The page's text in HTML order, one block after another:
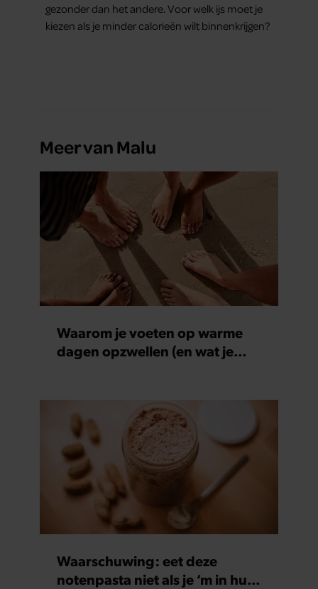
gezonder dan het andere. Voor welk ijs moet je
kiezen als je minder calorieën wilt binnenkrijgen?
Meer van Malu
Waarom je voeten op warme
dagen opzwellen (en wat je
Waarschuwing: eet deze
notenpasta niet als je ‘m in huis